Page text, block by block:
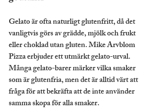
Gelato är ofta naturligt glutenfritt, då det
vanligtvis görs av grädde, mjölk och frukt
eller choklad utan gluten. Mike Arvblom
Pizza erbjuder ett utmärkt gelato-urval.
Många gelato-barer märker vilka smaker
som är glutenfria, men det är alltid värt att
fråga för att bekräfta att de inte använder
samma skopa för alla smaker.